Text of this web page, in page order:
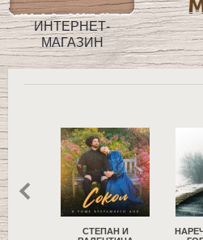
ИНТЕРНЕТ-
МАГАЗИН
И
НАРЕЧИЕ – А С ПОД
ЯТ-